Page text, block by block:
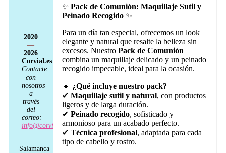
✨ Pack de Comunión: Maquillaje Sutil y
Peinado Recogido✨
Para un día tan especial, ofrecemos un look
elegante y natural que resalte la belleza sin
excesos. Nuestro Pack de Comunión
combina un maquillaje delicado y un peinado
recogido impecable, ideal para la ocasión.
🔹 ¿Qué incluye nuestro pack?
✔ Maquillaje sutil y natural, con productos
ligeros y de larga duración.
✔ Peinado recogido, sofisticado y
armonioso para un acabado perfecto.
✔ Técnica profesional, adaptada para cada
tipo de cabello y rostro.
2020
—
2026
Corvial.es
Contacte
con
nosotros
a
través
del
correo:
info@corvial.es
Salamanca